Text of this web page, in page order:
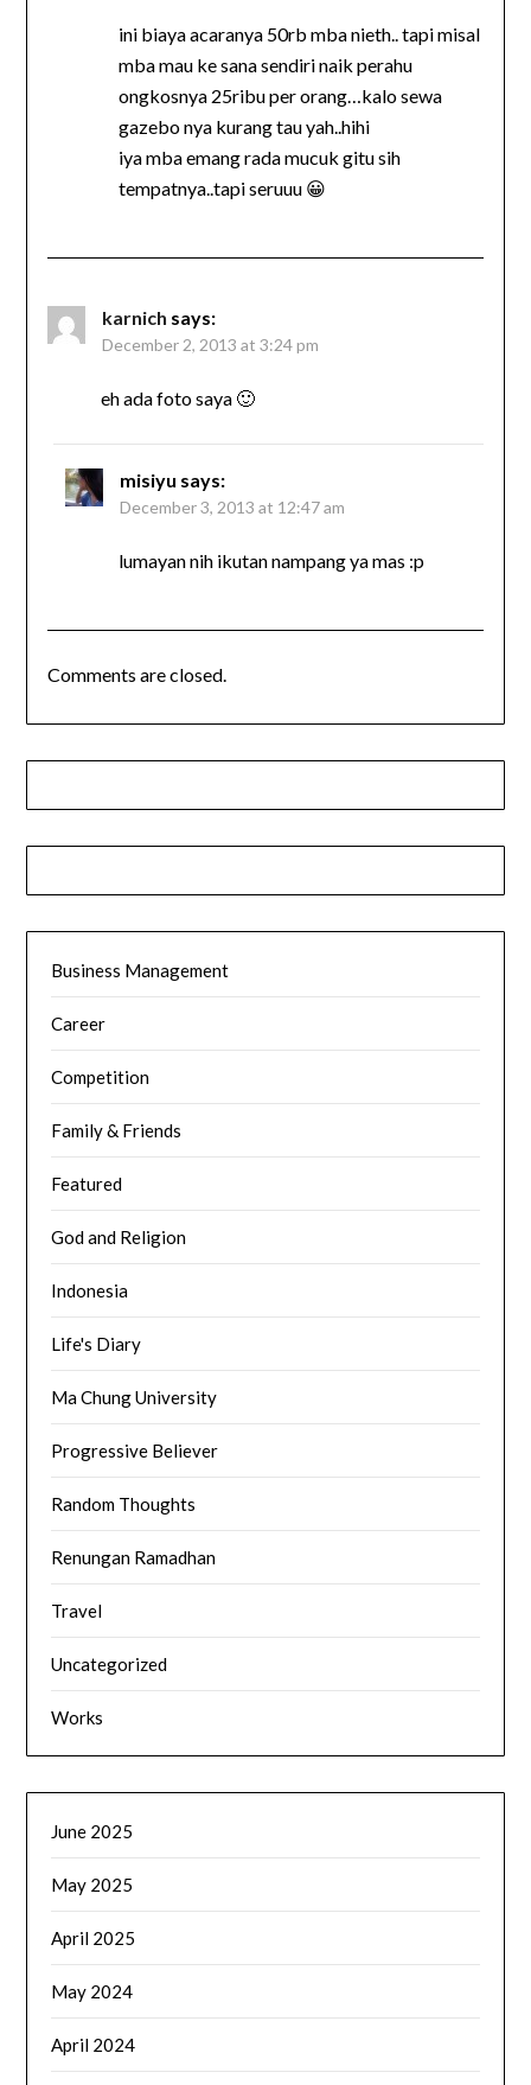
ini biaya acaranya 50rb mba nieth.. tapi misal
mba mau ke sana sendiri naik perahu
ongkosnya 25ribu per orang…kalo sewa
gazebo nya kurang tau yah..hihi
iya mba emang rada mucuk gitu sih
tempatnya..tapi seruuu 😀
karnich says:
December 2, 2013 at 3:24 pm
eh ada foto saya 🙂
misiyu says:
December 3, 2013 at 12:47 am
lumayan nih ikutan nampang ya mas :p
Comments are closed.
Business Management
Career
Competition
Family & Friends
Featured
God and Religion
Indonesia
Life's Diary
Ma Chung University
Progressive Believer
Random Thoughts
Renungan Ramadhan
Travel
Uncategorized
Works
June 2025
May 2025
April 2025
May 2024
April 2024